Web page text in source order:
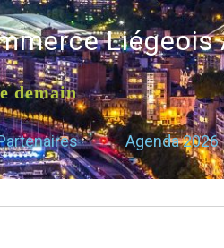
Liégeois
demain
Agenda 2026